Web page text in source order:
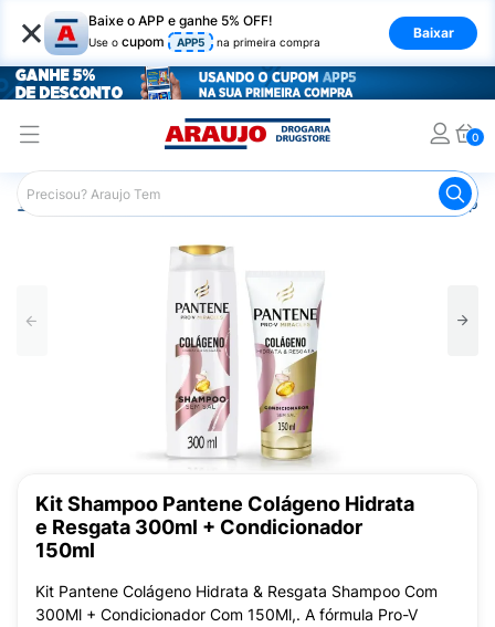
× Baixe o APP e ganhe 5% OFF!
Use o cupom APP5 na primeira compra
Baixar
0
Araujo Cabelo Cabelos de Todos os Tipos
Kit Shampoo Pantene Colágeno Hidrata
e Resgata 300ml + Condicionador
150ml
Kit Pantene Colágeno Hidrata & Resgata Shampoo Com
300Ml + Condicionador Com 150Ml,. A fórmula Pro-V